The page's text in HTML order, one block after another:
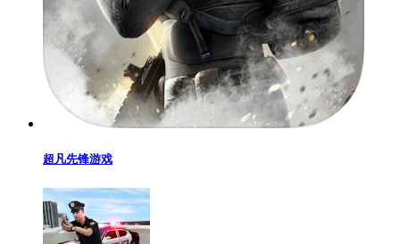
超凡先锋游戏